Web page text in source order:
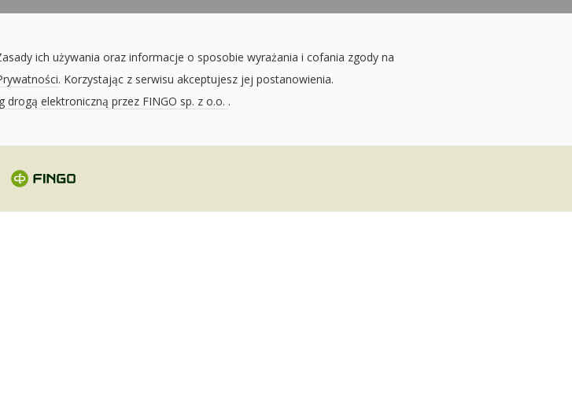
ich używania oraz informacje o sposobie wyrażania i cofania zgody na
. Korzystając z serwisu akceptujesz jej postanowienia.
drogą elektroniczną przez FINGO sp. z o.o. .